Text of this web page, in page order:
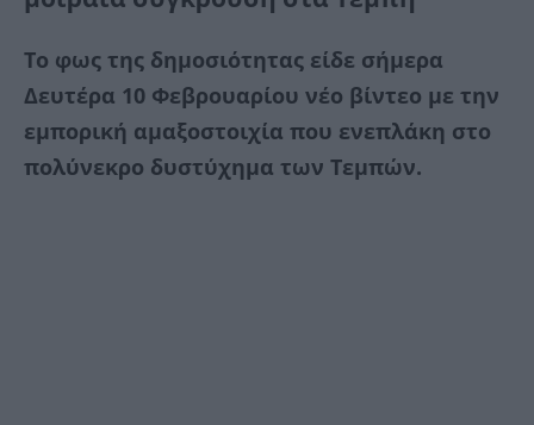
Το φως της δημοσιότητας είδε σήμερα
Δευτέρα 10 Φεβρουαρίου νέο βίντεο με την
εμπορική αμαξοστοιχία που ενεπλάκη στο
πολύνεκρο δυστύχημα των Τεμπών.